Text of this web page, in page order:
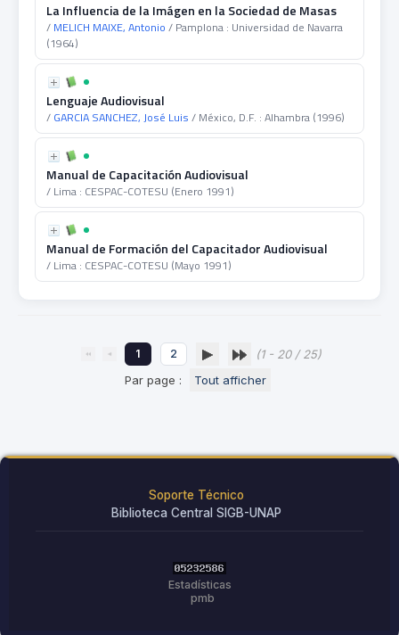
La Influencia de la Imágen en la Sociedad de Masas
/ MELICH MAIXE, Antonio / Pamplona : Universidad de Navarra
(1964)
Lenguaje Audiovisual
/ GARCIA SANCHEZ, José Luis / México, D.F. : Alhambra (1996)
Manual de Capacitación Audiovisual
/ Lima : CESPAC-COTESU (Enero 1991)
Manual de Formación del Capacitador Audiovisual
/ Lima : CESPAC-COTESU (Mayo 1991)
1 2
(1 - 20 / 25)
Par page :
Tout afficher
Soporte Técnico
Biblioteca Central SIGB-UNAP
Estadísticas
pmb